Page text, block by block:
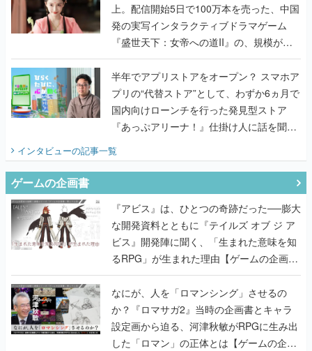
上。配信開始5日で100万本を売った、中国
発の実写インタラクティブドラマゲーム
『盛世天下：女帝への道II』の、規模が違
うこだわりをプロデューサーに聞いた
半年でアプリストアをオープン？ スマホア
プリの“代替ストア”として、わずか6ヵ月で
国内向けローンチを行った発見型ストア
『あっぷアリーナ！』仕掛け人に話を聞い
てみた
インタビューの記事一覧
ゲームの企画書
『アビス』は、ひとつの奇跡だった──膨大
な開発資料とともに『テイルズ オブ ジ ア
ビス』開発陣に聞く、「生まれた意味を知
るRPG」が生まれた理由【ゲームの企画
書】
なにが、人を「ロマンシング」させるの
か？『ロマサガ2』当時の企画書とキャラ
設定画から迫る、河津秋敏がRPGに生み出
した「ロマン」の正体とは【ゲームの企画